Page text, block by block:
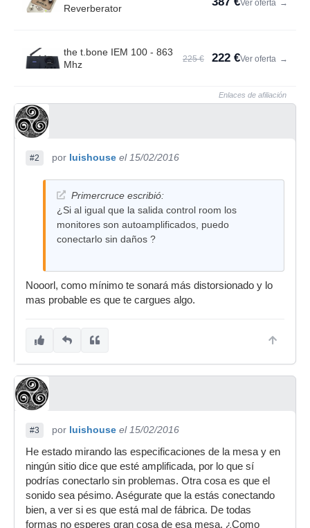
Reverberator
Ver oferta →
the t.bone IEM 100 - 863
Mhz
225 € 222 €Ver oferta →
Enlaces de afiliación
#2 por luishouse el 15/02/2016
Primercruce escribió:
¿Si al igual que la salida control room los
monitores son autoamplificados, puedo
conectarlo sin daños ?
Nooorl, como mínimo te sonará más distorsionado y lo
mas probable es que te cargues algo.
#3 por luishouse el 15/02/2016
He estado mirando las especificaciones de la mesa y en
ningún sitio dice que esté amplificada, por lo que sí
podrías conectarlo sin problemas. Otra cosa es que el
sonido sea pésimo. Aségurate que la estás conectando
bien, a ver si es que está mal de fábrica. De todas
formas no esperes gran cosa de esa mesa. ¿Como